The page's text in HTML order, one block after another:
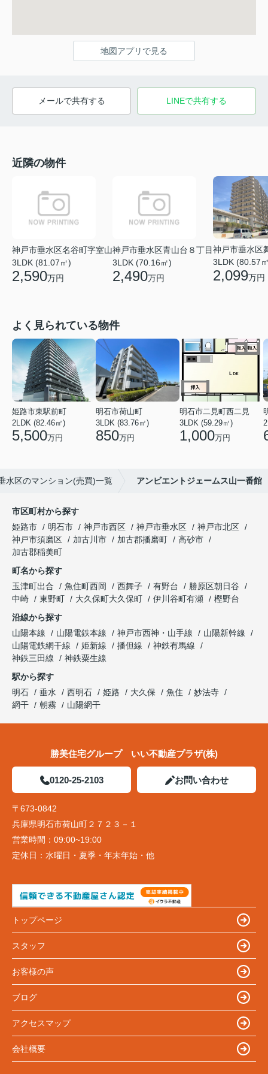
地図アプリで見る
メールで共有する LINEで共有する
近隣の物件
神戸市垂水区名谷町字室山
3LDK (81.07㎡)
2,590万円
神戸市垂水区青山台８丁目
3LDK (70.16㎡)
2,490万円
神戸市垂水区
3LDK (80.57
2,099万円
よく見られている物件
姫路市東駅前町
2LDK (82.46㎡)
5,500万円
明石市荷山町
3LDK (83.76㎡)
850万円
明石市二見町西二見
3LDK (59.29㎡)
1,000万円
水区のマンション(売買)一覧 アンビエントジェームス山一番館
市区町村から探す
姫路市
明石市 神戸市西区 神戸市垂水区
神戸市北区
神戸市須磨区
加古川市 加古郡播磨町
高砂市
加古郡稲美町
町名から探す
玉津町出合
魚住町西岡 西舞子 有野台
勝原区朝日谷
中崎
東野町 大久保町大久保町 伊川谷町有瀬
樫野台
沿線から探す
山陽本線
山陽電鉄本線 神戸市西神・山手線
山陽新幹線
山陽電鉄網干線
姫新線 播但線
神鉄有馬線
神鉄三田線
神鉄粟生線
駅から探す
明石
垂水 西明石 姫路 大久保 魚住
妙法寺
網干
朝霧 山陽網干
勝美住宅グループ いい不動産プラザ(株)
0120-25-2103 お問い合わせ
〒673-0842
兵庫県明石市荷山町２７２３－１
営業時間： 09:00~19:00
定休日： 水曜日・夏季・年末年始・他
トップページ
スタッフ
お客様の声
ブログ
アクセスマップ
会社概要